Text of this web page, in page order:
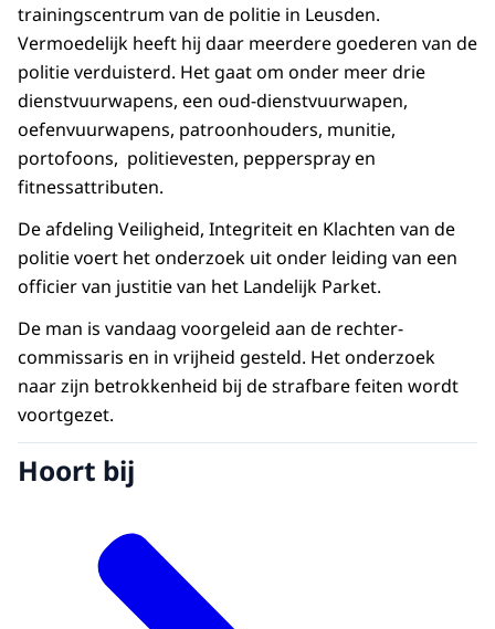
trainingscentrum van de politie in Leusden.
Vermoedelijk heeft hij daar meerdere goederen van de
politie verduisterd. Het gaat om onder meer drie
dienstvuurwapens, een oud-dienstvuurwapen,
oefenvuurwapens, patroonhouders, munitie,
portofoons, politievesten, pepperspray en
fitnessattributen.
De afdeling Veiligheid, Integriteit en Klachten van de
politie voert het onderzoek uit onder leiding van een
officier van justitie van het Landelijk Parket.
De man is vandaag voorgeleid aan de rechter-
commissaris en in vrijheid gesteld. Het onderzoek
naar zijn betrokkenheid bij de strafbare feiten wordt
voortgezet.
Hoort bij